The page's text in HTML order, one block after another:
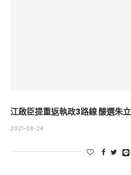
江啟臣提重返執政3路線 酸選朱
2021-08-24